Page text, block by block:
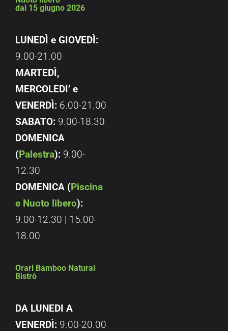
dal 15 giugno 2026
LUNEDÌ e GIOVEDÌ:
9.00-21.00
MARTEDÌ,
MERCOLEDI’ e
VENERDÌ: 6.00-21.00
SABATO: 9.00-18.30
DOMENICA
(Palestra): 9.00-
12.30
DOMENICA (Piscina
e Nuoto libero):
9.00-12.30 | 15.00-
18.00
Orari Bamboo Natural
Bistrò
DA LUNEDI A
VENERDÌ: 9.00-20.00